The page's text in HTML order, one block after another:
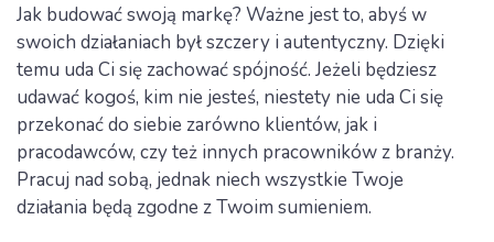
Jak budować swoją markę? Ważne jest to, abyś w
swoich działaniach był szczery i autentyczny. Dzięki
temu uda Ci się zachować spójność. Jeżeli będziesz
udawać kogoś, kim nie jesteś, niestety nie uda Ci się
przekonać do siebie zarówno klientów, jak i
pracodawców, czy też innych pracowników z branży.
Pracuj nad sobą, jednak niech wszystkie Twoje
działania będą zgodne z Twoim sumieniem.